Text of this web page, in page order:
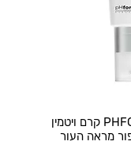
PHFORMULA VITA C קרם ויטמין
מראה העור